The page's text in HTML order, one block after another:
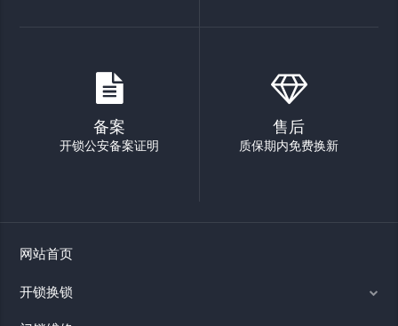
备案
开锁公安备案证明
售后
质保期内免费换新
网站首页
开锁换锁